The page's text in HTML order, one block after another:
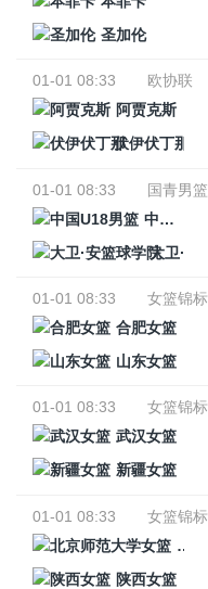
圣加伦
01-01 08:33
欧协联
阿贾克斯
伏伊伏丁那
01-01 08:33
国青男
中国U18男篮
大卫·安
01-01 08:33
女篮锦
合肥女篮
山东女篮
01-01 08:33
女篮锦
武汉女篮
新疆女篮
01-01 08:33
女篮锦
北
陕西女篮